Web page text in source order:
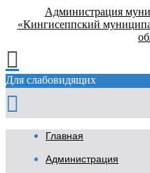
Администрация
«Кингисеппский
Для слабовидящих
Главная
Администрация